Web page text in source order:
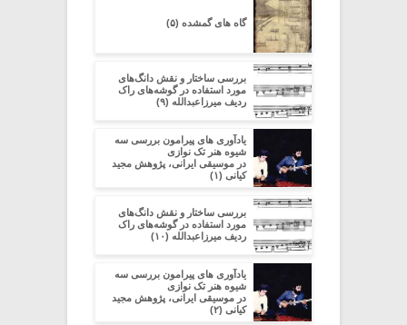
گاه های گمشده (۵)
بررسی ساختار و نقش دانگ‌های
مورد استفاده در گوشه‌های راک
ردیف میرزاعبدالله (۹)
یادآوری های پیرامون بررسی سه
شیوه هنر تک نوازی
در موسیقی ایرانی، پژوهش مجید
کیانی (۱)
بررسی ساختار و نقش دانگ‌های
مورد استفاده در گوشه‌های راک
ردیف میرزاعبدالله (۱۰)
یادآوری های پیرامون بررسی سه
شیوه هنر تک نوازی
در موسیقی ایرانی، پژوهش مجید
کیانی (۲)